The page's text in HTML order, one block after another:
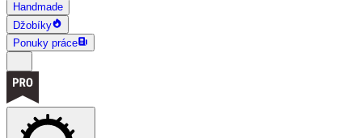
Handmade
Džobíky
Ponuky práce